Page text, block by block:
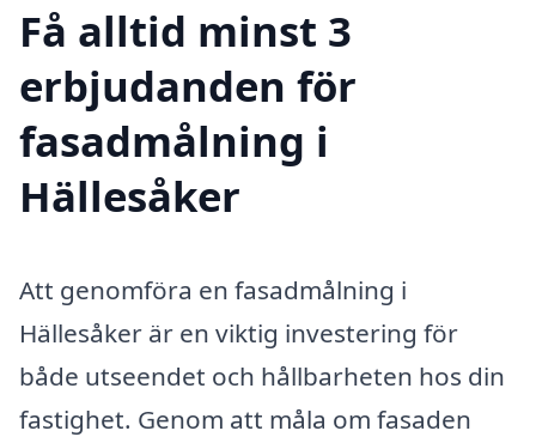
Få alltid minst 3
erbjudanden för
fasadmålning i
Hällesåker
Att genomföra en fasadmålning i
Hällesåker är en viktig investering för
både utseendet och hållbarheten hos din
fastighet. Genom att måla om fasaden